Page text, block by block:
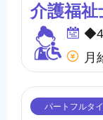
介護福祉